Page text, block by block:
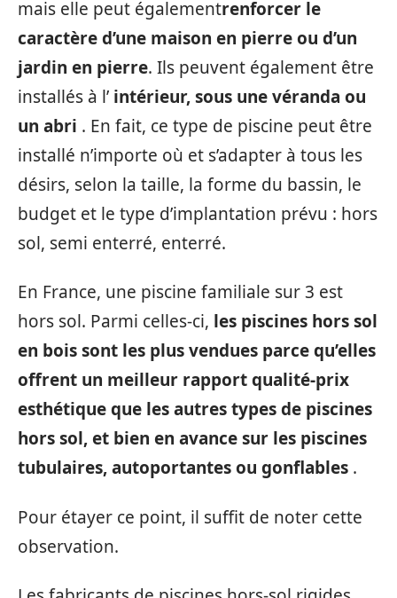
mais elle peut égalementrenforcer le
caractère d’une maison en pierre ou d’un
jardin en pierre. Ils peuvent également être
installés à l’ intérieur, sous une véranda ou
un abri . En fait, ce type de piscine peut être
installé n’importe où et s’adapter à tous les
désirs, selon la taille, la forme du bassin, le
budget et le type d’implantation prévu : hors
sol, semi enterré, enterré.
En France, une piscine familiale sur 3 est
hors sol. Parmi celles-ci, les piscines hors sol
en bois sont les plus vendues parce qu’elles
offrent un meilleur rapport qualité-prix
esthétique que les autres types de piscines
hors sol, et bien en avance sur les piscines
tubulaires, autoportantes ou gonflables .
Pour étayer ce point, il suffit de noter cette
observation.